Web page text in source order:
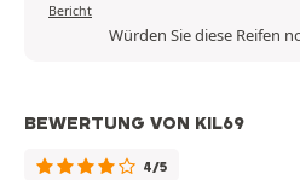
Bericht
Würden Sie diese Reifen
BEWERTUNG VON KIL69
4/5